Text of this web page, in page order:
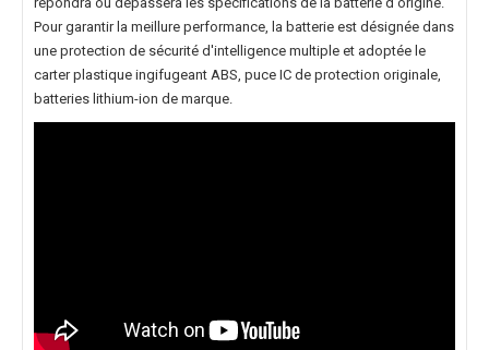
Pour garantir la meillure performance, la batterie est désignée dans
une protection de sécurité d'intelligence multiple et adoptée le
carter plastique ingifugeant ABS, puce IC de protection originale,
batteries lithium-ion de marque.